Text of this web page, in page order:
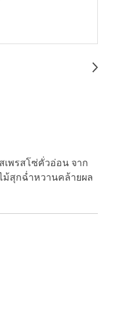
เพรสโซ่คั่วอ่อน จาก
ม้สุกฉ่ำหวานคล้ายผล